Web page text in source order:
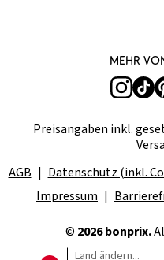
Mehr
Preisangaben inkl.
AGB
Datenschutz (inkl.
Impressum
© 2026 bonprix.
Land ändern...